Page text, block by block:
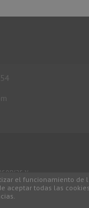
y
el funcionamiento de
aceptar todas las